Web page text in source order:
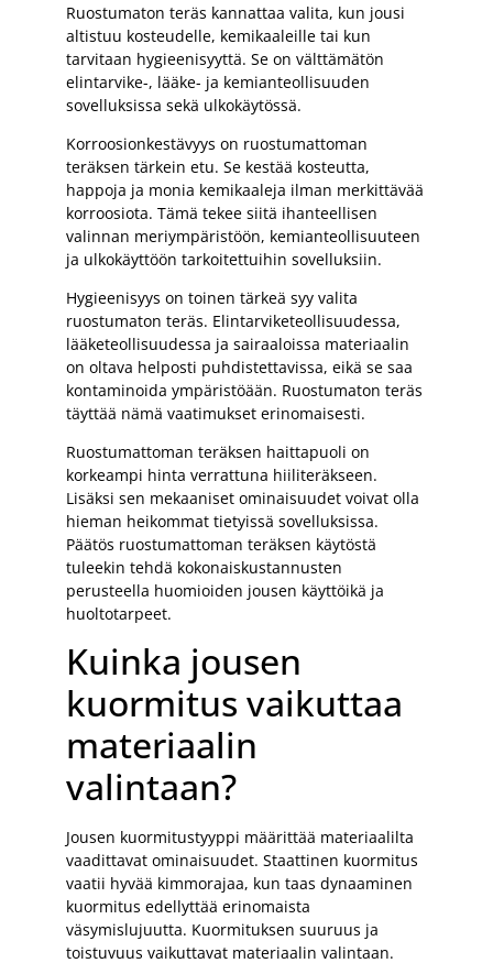
Ruostumaton teräs kannattaa valita, kun jousi
altistuu kosteudelle, kemikaaleille tai kun
tarvitaan hygieenisyyttä. Se on välttämätön
elintarvike-, lääke- ja kemianteollisuuden
sovelluksissa sekä ulkokäytössä.
Korroosionkestävyys on ruostumattoman
teräksen tärkein etu. Se kestää kosteutta,
happoja ja monia kemikaaleja ilman merkittävää
korroosiota. Tämä tekee siitä ihanteellisen
valinnan meriympäristöön, kemianteollisuuteen
ja ulkokäyttöön tarkoitettuihin sovelluksiin.
Hygieenisyys on toinen tärkeä syy valita
ruostumaton teräs. Elintarviketeollisuudessa,
lääketeollisuudessa ja sairaaloissa materiaalin
on oltava helposti puhdistettavissa, eikä se saa
kontaminoida ympäristöään. Ruostumaton teräs
täyttää nämä vaatimukset erinomaisesti.
Ruostumattoman teräksen haittapuoli on
korkeampi hinta verrattuna hiiliteräkseen.
Lisäksi sen mekaaniset ominaisuudet voivat olla
hieman heikommat tietyissä sovelluksissa.
Päätös ruostumattoman teräksen käytöstä
tuleekin tehdä kokonaiskustannusten
perusteella huomioiden jousen käyttöikä ja
huoltotarpeet.
Kuinka jousen
kuormitus vaikuttaa
materiaalin
valintaan?
Jousen kuormitustyyppi määrittää materiaalilta
vaadittavat ominaisuudet. Staattinen kuormitus
vaatii hyvää kimmorajaa, kun taas dynaaminen
kuormitus edellyttää erinomaista
väsymislujuutta. Kuormituksen suuruus ja
toistuvuus vaikuttavat materiaalin valintaan.